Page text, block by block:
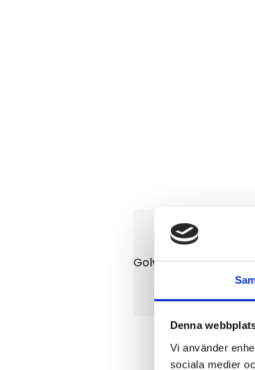
Denna
Vi använder
sociala medier
Golvmatta till Case